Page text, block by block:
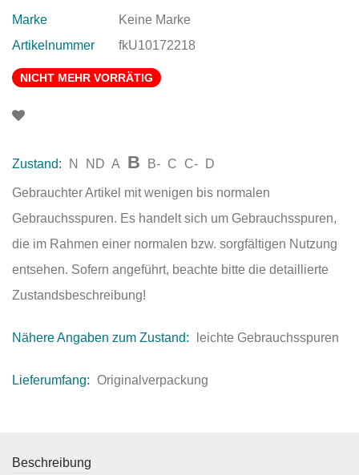
Marke
Keine Marke
Artikelnummer
fkU10172218
NICHT MEHR VORRÄTIG
Zustand: N ND A B B- C C- D
Gebrauchter Artikel mit wenigen bis normalen
Gebrauchsspuren. Es handelt sich um Gebrauchsspuren,
die im Rahmen einer normalen bzw. sorgfältigen Nutzung
entsehen. Sofern angeführt, beachte bitte die detaillierte
Zustandsbeschreibung!
Nähere Angaben zum Zustand: leichte Gebrauchsspuren
Lieferumfang: Originalverpackung
Beschreibung